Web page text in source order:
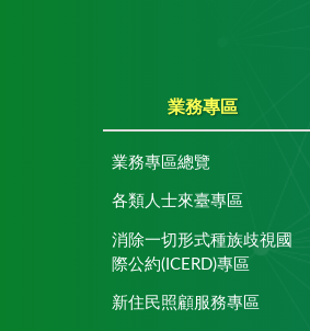
業務專區
業務專區總覽
各類人士來臺專區
消除一切形式種族歧視國
際公約(ICERD)專區
新住民照顧服務專區